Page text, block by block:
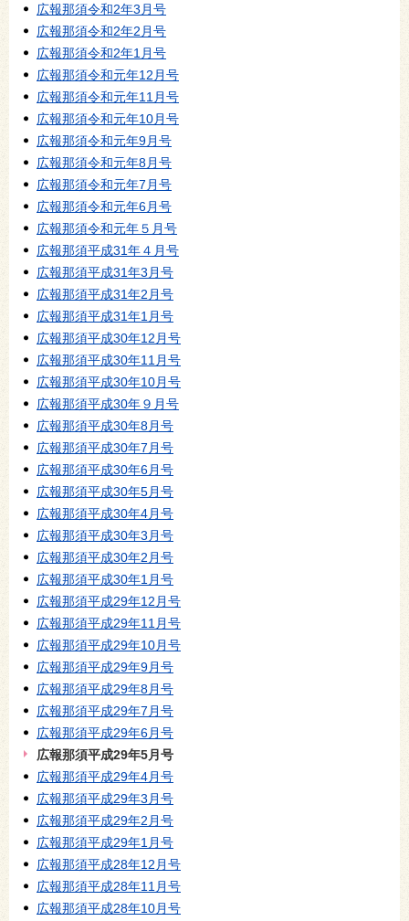
広報那須令和2年3月号
広報那須令和2年2月号
広報那須令和2年1月号
広報那須令和元年12月号
広報那須令和元年11月号
広報那須令和元年10月号
広報那須令和元年9月号
広報那須令和元年8月号
広報那須令和元年7月号
広報那須令和元年6月号
広報那須令和元年５月号
広報那須平成31年４月号
広報那須平成31年3月号
広報那須平成31年2月号
広報那須平成31年1月号
広報那須平成30年12月号
広報那須平成30年11月号
広報那須平成30年10月号
広報那須平成30年９月号
広報那須平成30年8月号
広報那須平成30年7月号
広報那須平成30年6月号
広報那須平成30年5月号
広報那須平成30年4月号
広報那須平成30年3月号
広報那須平成30年2月号
広報那須平成30年1月号
広報那須平成29年12月号
広報那須平成29年11月号
広報那須平成29年10月号
広報那須平成29年9月号
広報那須平成29年8月号
広報那須平成29年7月号
広報那須平成29年6月号
広報那須平成29年5月号
広報那須平成29年4月号
広報那須平成29年3月号
広報那須平成29年2月号
広報那須平成29年1月号
広報那須平成28年12月号
広報那須平成28年11月号
広報那須平成28年10月号